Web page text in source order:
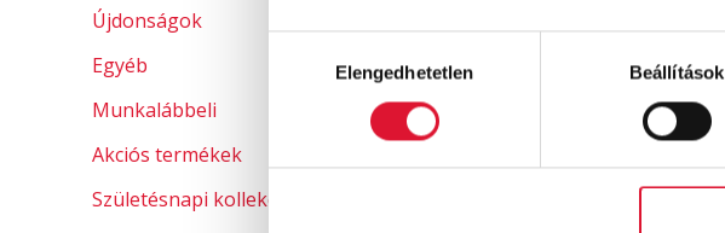
kiválasztásaElengedhetetlen Beállítások
Újdonságok
Egyéb
Munkalábbeli
Akciós termékek
Születésnapi kollekció
Ft